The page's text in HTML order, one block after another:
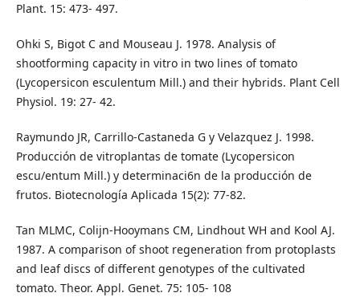
Plant. 15: 473- 497.
Ohki S, Bigot C and Mouseau J. 1978. Analysis of
shootforming capacity in vitro in two lines of tomato
(Lycopersicon esculentum Mill.) and their hybrids. Plant Cell
Physiol. 19: 27- 42.
Raymundo JR, Carrillo-Castaneda G y Velazquez J. 1998.
Producción de vitroplantas de tomate (Lycopersicon
escu/entum Mill.) y determinaci6n de la producción de
frutos. Biotecnología Aplicada 15(2): 77-82.
Tan MLMC, Colijn-Hooymans CM, Lindhout WH and Kool AJ.
1987. A comparison of shoot regeneration from protoplasts
and leaf discs of different genotypes of the cultivated
tomato. Theor. Appl. Genet. 75: 105- 108